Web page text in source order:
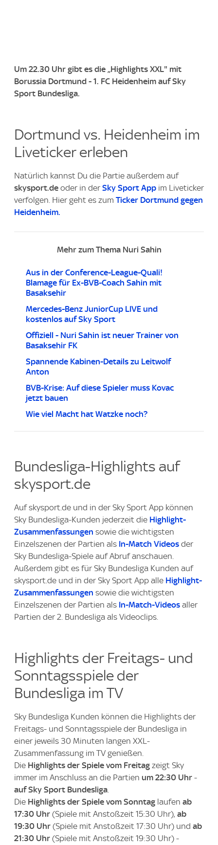
Um 22.30 Uhr gibt es die „Highlights XXL" mit
Borussia Dortmund - 1. FC Heidenheim auf Sky
Sport Bundesliga.
Dortmund vs. Heidenheim im
Liveticker erleben
Natürlich kannst Du die Partie außerdem auf
skysport.de oder in der Sky Sport App im Liveticker
verfolgen. Hier geht es zum Ticker Dortmund gegen
Heidenheim.
Mehr zum Thema Nuri Sahin
Aus in der Conference-League-Quali!
Blamage für Ex-BVB-Coach Sahin mit
Basaksehir
Mercedes-Benz JuniorCup LIVE und
kostenlos auf Sky Sport
Offiziell - Nuri Sahin ist neuer Trainer von
Basaksehir FK
Spannende Kabinen-Details zu Leitwolf
Anton
BVB-Krise: Auf diese Spieler muss Kovac
jetzt bauen
Wie viel Macht hat Watzke noch?
Bundesliga-Highlights auf
skysport.de
Auf skysport.de und in der Sky Sport App können
Sky Bundesliga-Kunden jederzeit die Highlight-
Zusammenfassungen sowie die wichtigsten
Einzelszenen der Partien als In-Match Videos der
Sky Bundesliga-Spiele auf Abruf anschauen.
Außerdem gibt es für Sky Bundesliga Kunden auf
skysport.de und in der Sky Sport App alle Highlight-
Zusammenfassungen sowie die wichtigsten
Einzelszenen der Partien als In-Match-Videos aller
Partien der 2. Bundesliga als Videoclips.
Highlights der Freitags- und
Sonntagsspiele der
Bundesliga im TV
Sky Bundesliga Kunden können die Highlights der
Freitags- und Sonntagsspiele der Bundesliga in
einer jeweils 30 Minuten langen XXL-
Zusammenfassung im TV genießen.
Die Highlights der Spiele vom Freitag zeigt Sky
immer im Anschluss an die Partien um 22:30 Uhr -
auf Sky Sport Bundesliga.
Die Highlights der Spiele vom Sonntag laufen ab
17:30 Uhr (Spiele mit Anstoßzeit 15:30 Uhr), ab
19:30 Uhr (Spiele mit Anstoßzeit 17:30 Uhr) und ab
21:30 Uhr (Spiele mit Anstoßzeit 19:30 Uhr) -